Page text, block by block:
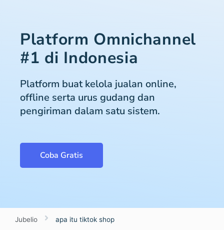
Platform Omnichannel
#1 di Indonesia
Platform buat kelola jualan online,
offline serta urus gudang dan
pengiriman dalam satu sistem.
Coba Gratis
Jubelio apa itu tiktok shop